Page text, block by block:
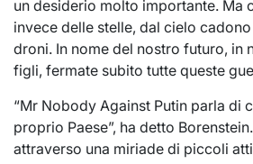
un desiderio molto importante. Ma
invece delle stelle, dal cielo
droni. In nome del nostro futuro, in
figli, fermate subito tutte queste
“Mr Nobody Against Putin parla di
proprio Paese”, ha detto
attraverso una miriade di piccoli